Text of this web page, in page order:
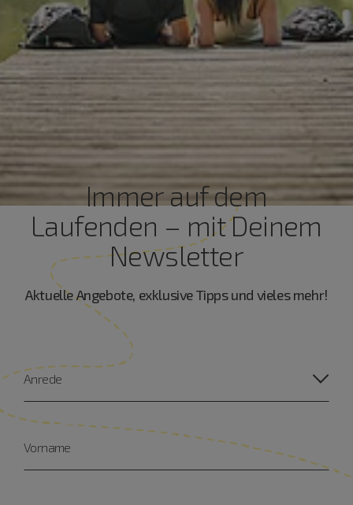
Immer auf dem
Laufenden – mit Deinem
Newsletter
Aktuelle Angebote, exklusive Tipps und vieles mehr!
Anrede
Vorname